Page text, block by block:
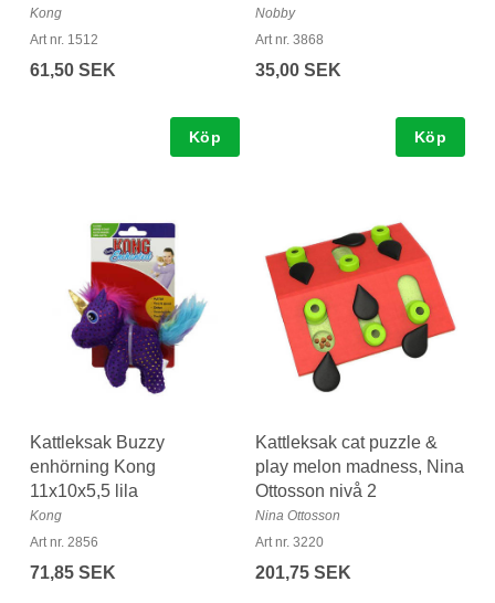
Kong
Art nr. 1512
61,50 SEK
Köp
Nobby
Art nr. 3868
35,00 SEK
Köp
Kattleksak Buzzy
enhörning Kong
11x10x5,5 lila
Kong
Art nr. 2856
71,85 SEK
Kattleksak cat puzzle &
play melon madness, Nina
Ottosson nivå 2
Nina Ottosson
Art nr. 3220
201,75 SEK